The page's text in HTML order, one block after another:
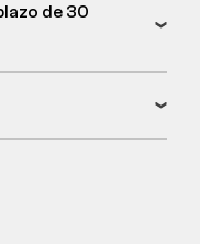
de 30